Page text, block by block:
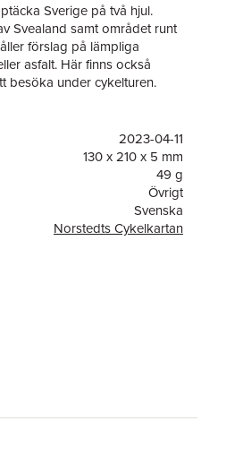
Sverige på två hjul.
Svealand samt området runt
förslag på lämpliga
asfalt. Här finns också
besöka under cykelturen.
2023-04-11
130 x 210 x 5 mm
49 g
Övrigt
Svenska
Norstedts Cykelkartan